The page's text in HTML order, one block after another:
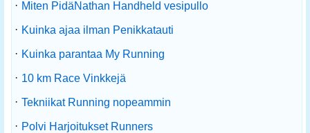
· Miten PidäNathan Handheld vesipullo
· Kuinka ajaa ilman Penikkatauti
· Kuinka parantaa My Running
· 10 km Race Vinkkejä
· Tekniikat Running nopeammin
· Polvi Harjoitukset Runners